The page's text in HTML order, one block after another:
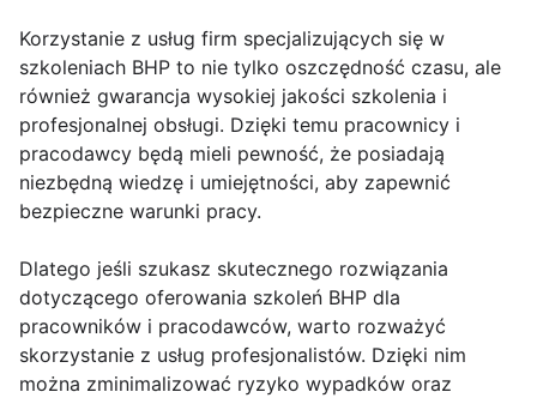
Korzystanie z usług firm specjalizujących się w
szkoleniach BHP to nie tylko oszczędność czasu, ale
również gwarancja wysokiej jakości szkolenia i
profesjonalnej obsługi. Dzięki temu pracownicy i
pracodawcy będą mieli pewność, że posiadają
niezbędną wiedzę i umiejętności, aby zapewnić
bezpieczne warunki pracy.
Dlatego jeśli szukasz skutecznego rozwiązania
dotyczącego oferowania szkoleń BHP dla
pracowników i pracodawców, warto rozważyć
skorzystanie z usług profesjonalistów. Dzięki nim
można zminimalizować ryzyko wypadków oraz